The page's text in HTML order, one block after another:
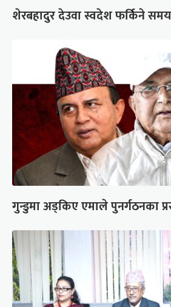
शेरबहादुर देउवा स्वदेश फर्किने समय
गुन्डुमा अड्किए एमाले पुनर्गठनका